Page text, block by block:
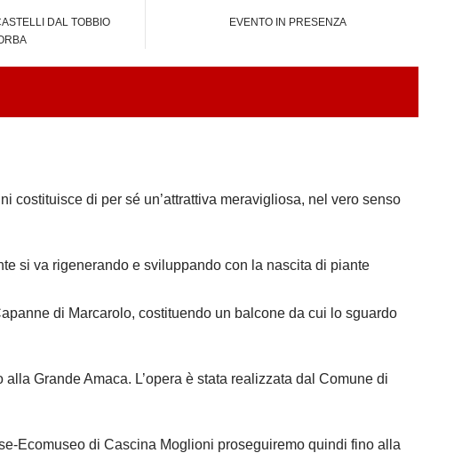
DAL TOBBIO
EVENTO IN PRESENZA
costituisce di per sé un’attrattiva meravigliosa, nel vero senso
si va rigenerando e sviluppando con la nascita di piante
di Marcarolo, costituendo un balcone da cui lo sguardo
Grande Amaca. L’opera è stata realizzata dal Comune di
Ecomuseo di Cascina Moglioni proseguiremo quindi fino alla